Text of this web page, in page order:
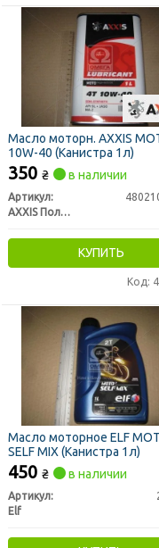
Масло моторн. AXXIS
10W-40 (Канистра 1л)
350 ₴ в наличии
Артикул:
AXXIS Польша
КУПИТЬ
Код:
Масло моторное ELF
SELF MIX (Канистра 1л)
450 ₴ в наличии
Артикул:
Elf